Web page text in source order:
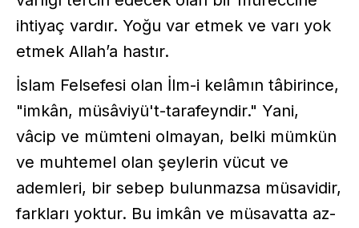
ihtiyaç vardır. Yoğu var etmek ve varı yok
etmek Allah’a hastır.
İslam Felsefesi olan İlm-i kelâmın tâbirince,
"imkân, müsâviyü't-tarafeyndir." Yani,
vâcip ve mümteni olmayan, belki mümkün
ve muhtemel olan şeylerin vücut ve
ademleri, bir sebep bulunmazsa müsavidir,
farkları yoktur. Bu imkân ve müsavatta az-